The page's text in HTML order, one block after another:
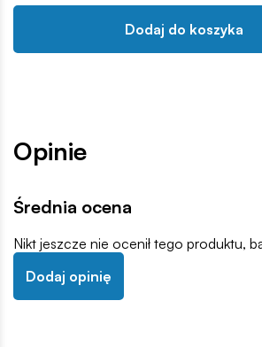
Dodaj do koszyka
Opinie
Średnia ocena
Nikt jeszcze nie ocenił tego produktu,
Dodaj opinię